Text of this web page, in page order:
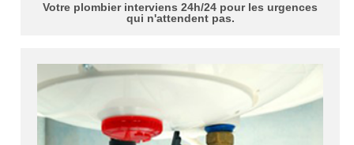
Votre plombier interviens 24h/24 pour les urgences
qui n'attendent pas.